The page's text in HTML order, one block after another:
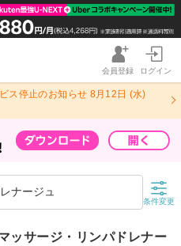
会員登録 ログイン
ス停止のお知らせ 8月12日 (水)
ナージュ
条件変更
ッサージ・リンパドレナー